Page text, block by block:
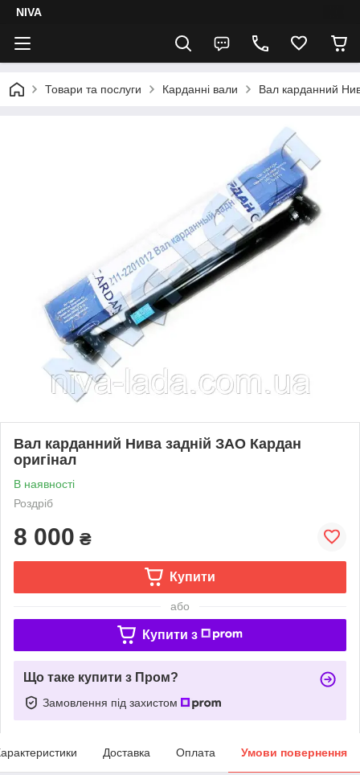
NIVA
Товари та послуги Карданні вали Вал карданний
Вал карданний Нива задній ЗАО Кардан
оригінал
В наявності
Роздріб
8 000 ₴
Купити
або
Купити з
Що таке купити з Пром?
Замовлення під захистом
Доставка Оплата Умови повернення